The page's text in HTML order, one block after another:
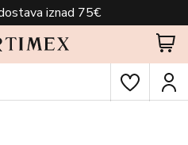
iznad 75€